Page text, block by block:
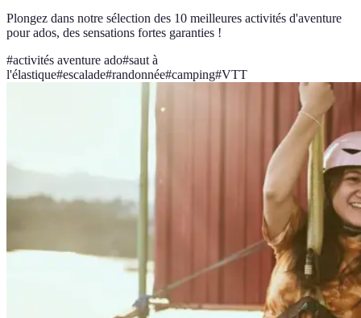
Plongez dans notre sélection des 10 meilleures activités d'aventure
pour ados, des sensations fortes garanties !
#activités aventure ado#saut à
l'élastique#escalade#randonnée#camping#VTT